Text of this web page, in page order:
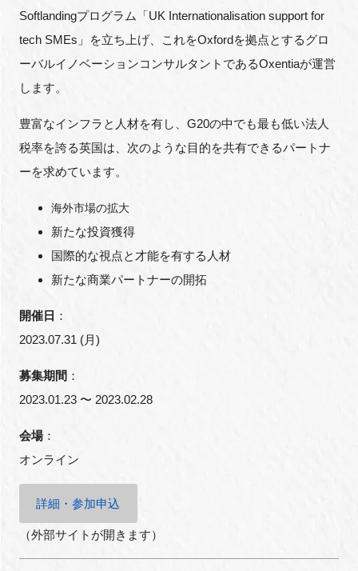
FAQ
イベントお知らせメール登録
Softlandingプログラム「UK Internationalisation support for
tech SMEs」を立ち上げ、これをOxfordを拠点とするグロ
ーバルイノベーションコンサルタントであるOxentiaが運営
します。
豊富なインフラと人材を有し、G20の中でも最も低い法人
税率を誇る英国は、次のような目的を共有できるパートナ
ーを求めています。
海外市場の拡大
新たな投資獲得
国際的な視点と才能を有する人材
新たな商業パートナーの開拓
開催日 ：
2023.07.31 (月)
募集期間 ：
2023.01.23 〜 2023.02.28
会場：
オンライン
詳細・参加申込
（外部サイトが開きます）